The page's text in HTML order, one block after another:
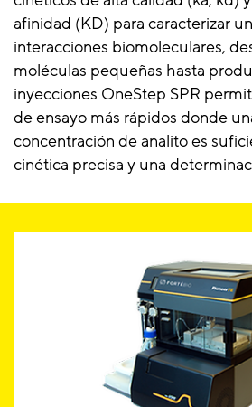
afinidad (KD) para caracterizar
interacciones biomoleculares,
moléculas pequeñas hasta
inyecciones OneStep SPR
de ensayo más rápidos donde
concentración de analito es
cinética precisa y una